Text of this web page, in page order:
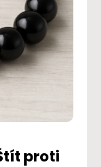
proti